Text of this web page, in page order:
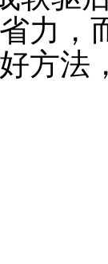
力，
方法